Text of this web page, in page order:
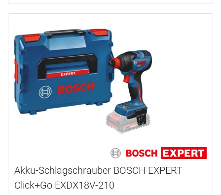
Akku-Schlagschrauber BOSCH EXPERT
Click+Go EXDX18V-210